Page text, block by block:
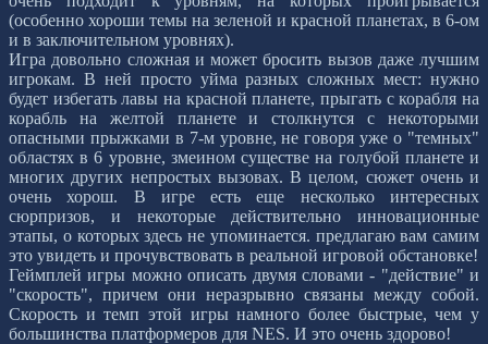
(особенно хороши темы на зеленой и красной планетах, в 6-ом
и в заключительном уровнях).
Игра довольно сложная и может бросить вызов даже лучшим
игрокам. В ней просто уйма разных сложных мест: нужно
будет избегать лавы на красной планете, прыгать с корабля на
корабль на желтой планете и столкнутся с некоторыми
опасными прыжками в 7-м уровне, не говоря уже о "темных"
областях в 6 уровне, змеином существе на голубой планете и
многих других непростых вызовах. В целом, сюжет очень и
очень хорош. В игре есть еще несколько интересных
сюрпризов, и некоторые действительно инновационные
этапы, о которых здесь не упоминается. предлагаю вам самим
это увидеть и прочувствовать в реальной игровой обстановке!
Геймплей игры можно описать двумя словами - "действие" и
"скорость", причем они неразрывно связаны между собой.
Скорость и темп этой игры намного более быстрые, чем у
большинства платформеров для NES. И это очень здорово!